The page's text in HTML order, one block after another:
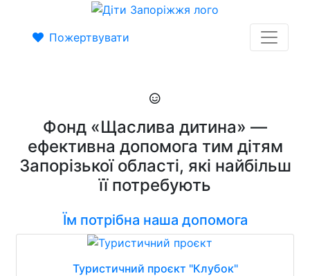
Пожертвувати
Фонд «Щаслива дитина» —
ефективна допомога тим дітям
Запорізької області, які найбільш
її потребують
Їм потрібна наша допомога
Туристичний проєкт "Клубок"